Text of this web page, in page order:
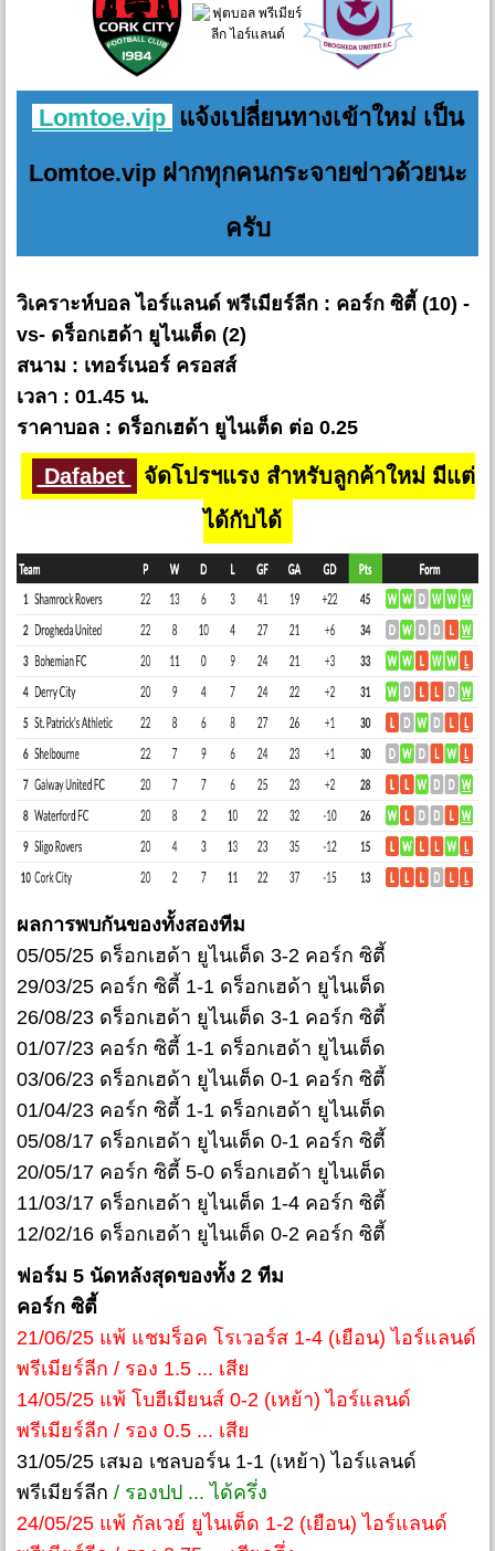
Lomtoe.vip แจ้งเปลี่ยนทางเข้าใหม่ เป็น
Lomtoe.vip ฝากทุกคนกระจายข่าวด้วยนะ
ครับ
วิเคราะห์บอล ไอร์แลนด์ พรีเมียร์ลีก : คอร์ก ซิตี้ (10) -
vs- ดร็อกเฮด้า ยูไนเต็ด (2)
สนาม : เทอร์เนอร์ ครอสส์
เวลา : 01.45 น.
ราคาบอล : ดร็อกเฮด้า ยูไนเต็ด ต่อ 0.25
Dafabet
จัดโปรฯแรง สำหรับลูกค้าใหม่ มีแต่
ได้กับได้
ผลการพบกันของทั้งสองทีม
05/05/25 ดร็อกเฮด้า ยูไนเต็ด 3-2 คอร์ก ซิตี้
29/03/25 คอร์ก ซิตี้ 1-1 ดร็อกเฮด้า ยูไนเต็ด
26/08/23 ดร็อกเฮด้า ยูไนเต็ด 3-1 คอร์ก ซิตี้
01/07/23 คอร์ก ซิตี้ 1-1 ดร็อกเฮด้า ยูไนเต็ด
03/06/23 ดร็อกเฮด้า ยูไนเต็ด 0-1 คอร์ก ซิตี้
01/04/23 คอร์ก ซิตี้ 1-1 ดร็อกเฮด้า ยูไนเต็ด
05/08/17 ดร็อกเฮด้า ยูไนเต็ด 0-1 คอร์ก ซิตี้
20/05/17 คอร์ก ซิตี้ 5-0 ดร็อกเฮด้า ยูไนเต็ด
11/03/17 ดร็อกเฮด้า ยูไนเต็ด 1-4 คอร์ก ซิตี้
12/02/16 ดร็อกเฮด้า ยูไนเต็ด 0-2 คอร์ก ซิตี้
ฟอร์ม 5 นัดหลังสุดของทั้ง 2 ทีม
คอร์ก ซิตี้
21/06/25 แพ้ แชมร็อค โรเวอร์ส 1-4 (เยือน) ไอร์แลนด์
พรีเมียร์ลีก / รอง 1.5 ... เสีย
14/05/25 แพ้ โบฮีเมียนส์ 0-2 (เหย้า) ไอร์แลนด์
พรีเมียร์ลีก / รอง 0.5 ... เสีย
31/05/25 เสมอ เชลบอร์น 1-1 (เหย้า) ไอร์แลนด์
พรีเมียร์ลีก / รองปป ... ได้ครึ่ง
24/05/25 แพ้ กัลเวย์ ยูไนเต็ด 1-2 (เยือน) ไอร์แลนด์